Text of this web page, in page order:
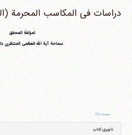
دراسات فی المکاسب المحرمة
لمؤلفة المحقق
سماحة آیة الله العظمی المنتظری
صفحه ۶۶۱
ناوبری کتاب